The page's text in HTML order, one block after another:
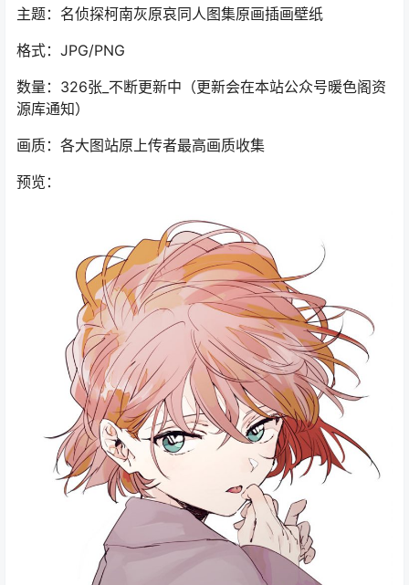
主题：名侦探柯南灰原哀同人图集原画插画壁纸
格式：JPG/PNG
数量：326张_不断更新中（更新会在本站公众号暖色阁资
源库通知）
画质：各大图站原上传者最高画质收集
预览：